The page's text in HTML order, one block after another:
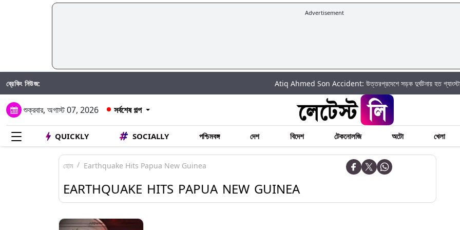
Advertisement
ব্রেকিং নিউজ: Atiq Ahmed Son Accident: উত্তরপ্রদেশে সড়ক দুর্ঘটনায় হত গ্যাংস্টার আতিক
শুক্রবার, অগাস্ট 07, 2026 সর্বশেষ গল্প
QUICKLY SOCIALLY পশ্চিমবঙ্গ দেশ বিদেশ টেকনোলজি অটো খেলা
হোম Earthquake Hits Papua New Guinea
EARTHQUAKE HITS PAPUA NEW GUINEA